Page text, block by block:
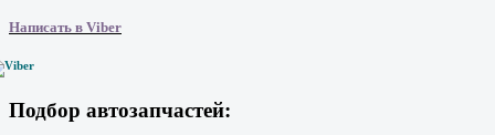
Написать в Viber
Подбор автозапчастей: